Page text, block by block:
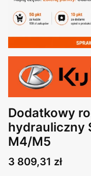
Dodatkowy
hydrauliczny
M4/M5
Cena
3 809,31 zł